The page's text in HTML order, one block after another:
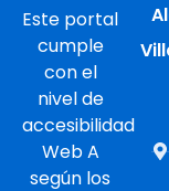
Este portal
cumple
con el
nivel de
accesibilidad
Web A
según los